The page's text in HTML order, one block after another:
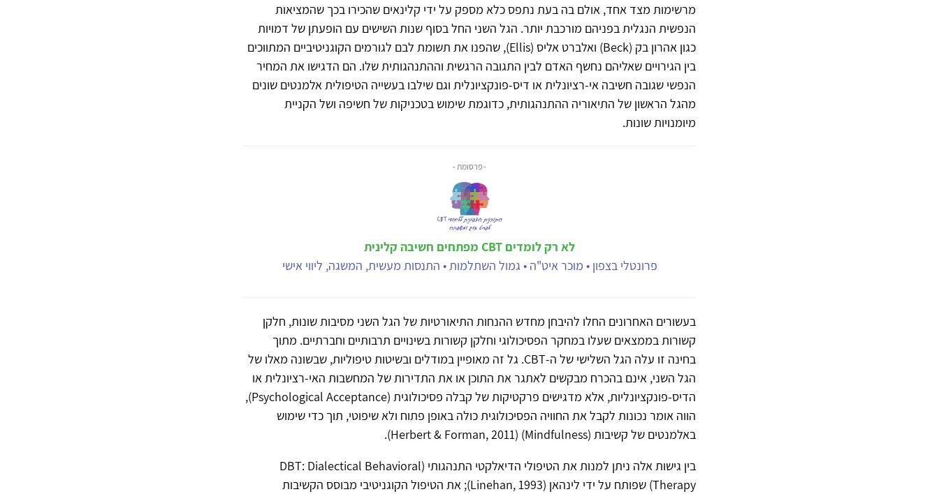
מרשימות מצד אחד, אולם בה בעת נתפס כלא מספק על ידי קלינאים שהכירו בכך שהמציאות
הנפשית הנגלית בפניהם מורכבת יותר. הגל השני החל בסוף שנות השישים עם הופעתן של דמויות
כגון אהרון בק (Beck) ואלברט אליס (Ellis), שהפנו את תשומת לבם לגורמים הקוגניטיביים המתווכים
בין הגירויים שאליהם נחשף האדם לבין התגובה הרגשית וההתנהגותית שלו. הם הדגישו את המחיר
הנפשי שגובה חשיבה אי-רציונלית או דיס-פונקציונלית וגם שילבו בעשייה הטיפולית אלמנטים שונים
מהגל הראשון של התיאוריה ההתנהגותית, כדוגמת שימוש בטכניקות של חשיפה ושל הקניית
מיומנויות שונות.
- פרסומת -
לא רק לומדים CBT מפתחים חשיבה קלינית
פרונטלי בצפון • מוכר איט"ה • גמול השתלמות • התנסות מעשית, המשגה, ליווי אישי
בעשורים האחרונים החלו להיבחן מחדש ההנחות התיאורטיות של הגל השני מסיבות שונות, חלקן
קשורות בממצאים שעלו במחקר הפסיכולוגי וחלקן קשורות בשינויים תרבותיים וחברתיים. מתוך
בחינה זו עלה הגל השלישי של ה-CBT. גל זה מאופיין במודלים ובשיטות טיפוליות, שבשונה מאלו של
הגל השני, אינם בהכרח מבקשים לאתגר את התוכן או את התדירות של המחשבות האי-רציונלית או
הדיס-פונקציונליות, אלא מדגישים פרקטיקות של קבלה פסיכולוגית (Psychological Acceptance),
הווה אומר נכונות לקבל את החוויה הפסיכולוגית כולה באופן פתוח ולא שיפוטי, תוך כדי שימוש
באלמנטים של קשיבות (Mindfulness) (Herbert & Forman, 2011).
בין גישות אלה ניתן למנות את הטיפולי הדיאלקטי התנהגותי (DBT: Dialectical Behavioral
Therapy) שפותח על ידי לינהאן (Linehan, 1993); את הטיפול הקוגניטיבי מבוסס הקשיבות